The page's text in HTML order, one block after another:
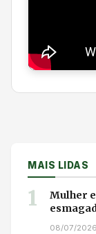
MAIS LIDAS
1
Mulher
08/07/